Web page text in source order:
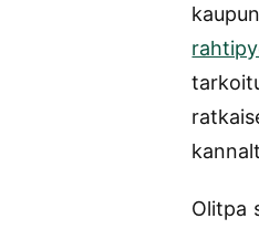
Olitpa